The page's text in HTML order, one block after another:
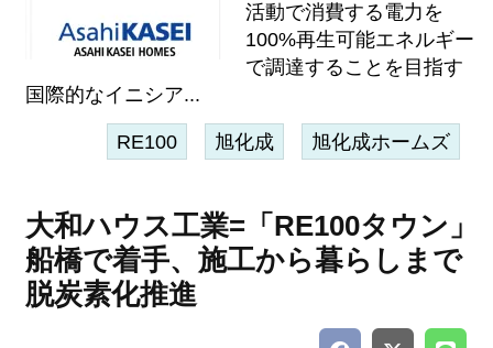
活動で消費する電力を
100%再生可能エネルギー
で調達することを目指す
国際的なイニシア...
RE100 旭化成 旭化成ホームズ
大和ハウス工業=「RE100タウン」
船橋で着手、施工から暮らしまで
脱炭素化推進